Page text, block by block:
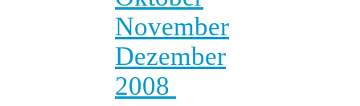
November
Dezember
2008